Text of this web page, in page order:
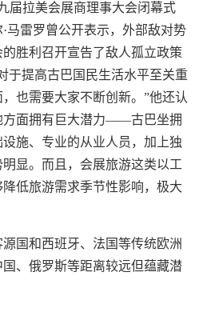
届拉美会展商理事大会闭幕式
马雷罗曾公开表示，外部敌对势
胜利召开宣告了敌人孤立政策
于提高古巴国民生活水平至关重
也需要大家不断创新。”他还认
方面拥有巨大潜力——古巴坐拥
施、专业的从业人员，加上独
显。而且，会展旅游这类以工
低旅游需求季节性影响，极大
国和西班牙、法国等传统欧洲
、俄罗斯等距离较远但蕴藏潜